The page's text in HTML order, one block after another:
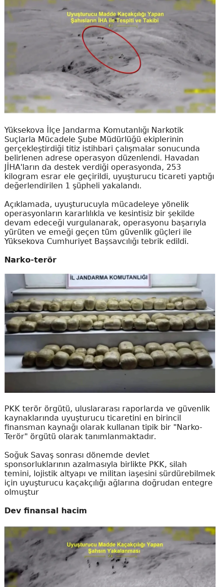
Yüksekova İlçe Jandarma Komutanlığı Narkotik
Suçlarla Mücadele Şube Müdürlüğü ekiplerinin
gerçekleştirdiği titiz istihbari çalışmalar sonucunda
belirlenen adrese operasyon düzenlendi. Havadan
JİHA'ların da destek verdiği operasyonda, 253
kilogram esrar ele geçirildi, uyuşturucu ticareti yaptığı
değerlendirilen 1 şüpheli yakalandı.
Açıklamada, uyuşturucuyla mücadeleye yönelik
operasyonların kararlılıkla ve kesintisiz bir şekilde
devam edeceği vurgulanarak, operasyonu başarıyla
yürüten ve emeği geçen tüm güvenlik güçleri ile
Yüksekova Cumhuriyet Başsavcılığı tebrik edildi.
Narko-terör
PKK terör örgütü, uluslararası raporlarda ve güvenlik
kaynaklarında uyuşturucu ticaretini en birincil
finansman kaynağı olarak kullanan tipik bir "Narko-
Terör" örgütü olarak tanımlanmaktadır.
Soğuk Savaş sonrası dönemde devlet
sponsorluklarının azalmasıyla birlikte PKK, silah
temini, lojistik altyapı ve militan iaşesini sürdürebilmek
için uyuşturucu kaçakçılığı ağlarına doğrudan entegre
olmuştur
Dev finansal hacim